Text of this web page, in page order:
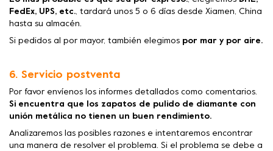
FedEx, UPS, etc., tardará unos 5 o 6 días desde Xiamen, China
hasta su almacén.
Si pedidos al por mayor, también elegimos por mar y por aire.
6. Servicio postventa
Por favor envíenos los informes detallados como comentarios.
Si encuentra que los zapatos de pulido de diamante con
unión metálica no tienen un buen rendimiento.
Analizaremos las posibles razones e intentaremos encontrar
una manera de resolver el problema. Si el problema se debe a